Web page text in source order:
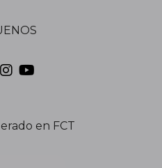
en FCT